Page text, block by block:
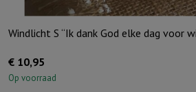
Windlicht S “Ik dank God elke dag voor
€ 10,95
Op voorraad